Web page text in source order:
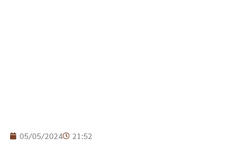
05/05/2024 21:52